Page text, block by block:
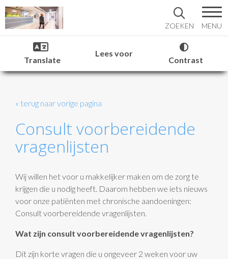
ZOEKEN MENU
Translate
Lees voor
Contrast
« terug naar vorige pagina
Consult voorbereidende
vragenlijsten
Wij willen het voor u makkelijker maken om de zorg te
krijgen die u nodig heeft. Daarom hebben we iets nieuws
voor onze patiënten met chronische aandoeningen:
Consult voorbereidende vragenlijsten.
Wat zijn consult voorbereidende vragenlijsten?
Dit zijn korte vragen die u ongeveer 2 weken voor uw